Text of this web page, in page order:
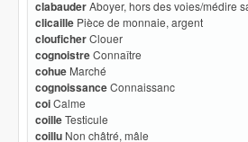
clabauderAboyer, hors des voies/médire
clicaille Pièce de monnaie, argent
clouficherClouer
cognoistreConnaître
cohue Marché
cognoissanceConnaissanc
coiCalme
coilleTesticule
coillu Non châtré, mâle